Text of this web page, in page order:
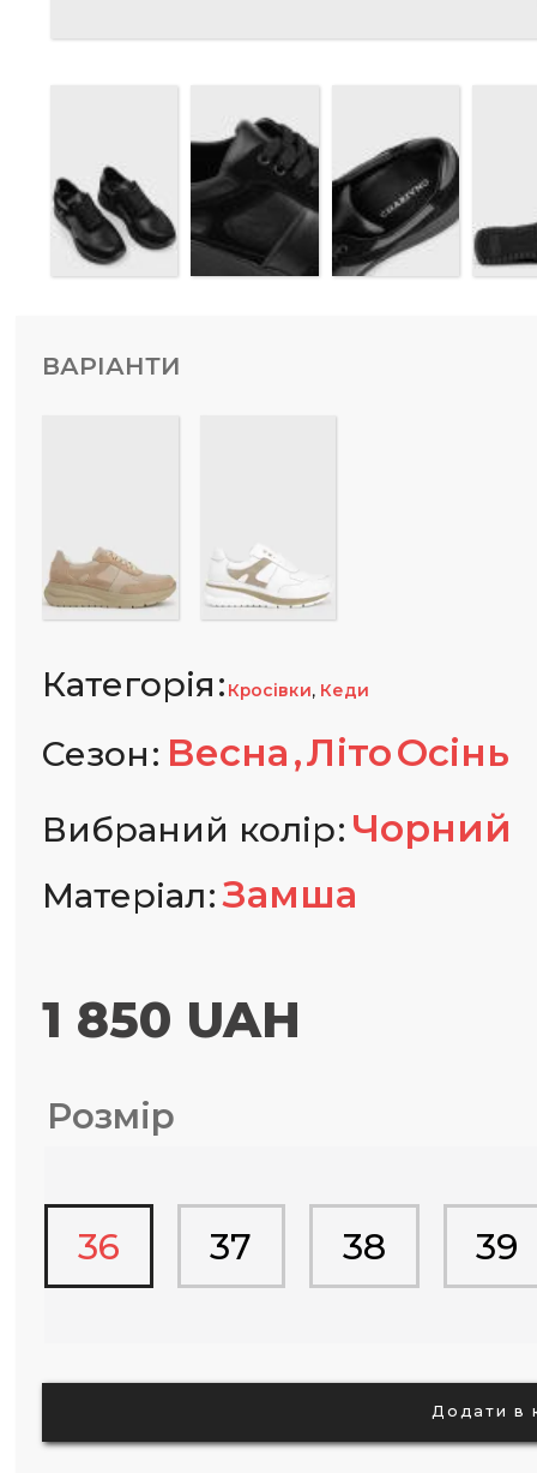
ВАРІАНТИ
Категорія Кросівки, Кеди
Сезон Весна ЛітоОсінь
Вибраний колір Чорний
Матеріал Замша
1 850 UAH
Розмір
36 37 38 39